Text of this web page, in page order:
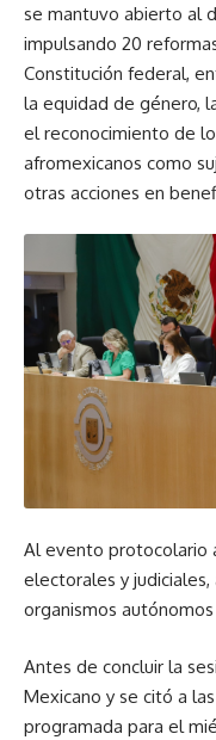
se mantuvo abierto al
impulsando 20
Constitución federal,
la equidad de género,
el reconocimiento de
afromexicanos como
otras acciones en
Al evento protocolario
electorales y
organismos
Antes de concluir la
Mexicano y se citó a
programada para el